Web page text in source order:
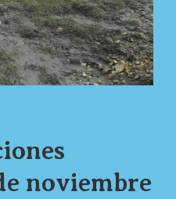
noviembre